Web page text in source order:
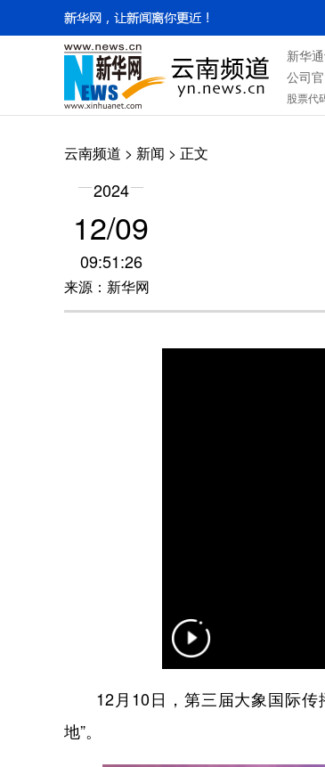
新华
公司
股票代
云南频道 > 新闻 > 正文
2024
12/09
09:51:26
来源：新华网
12月10日，第三届大象国际传
地”。